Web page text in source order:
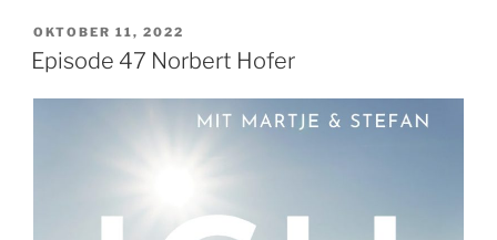
VERÖFFENTLICHT
AM
OKTOBER 11, 2022
Episode 47 Norbert Hofer